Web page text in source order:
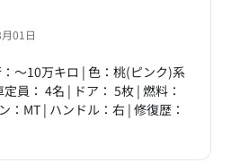
01日
～10万キロ | 色：桃(ピンク)系
員： 4名 | ドア： 5枚 | 燃料：
：MT | ハンドル：右 | 修復歴：